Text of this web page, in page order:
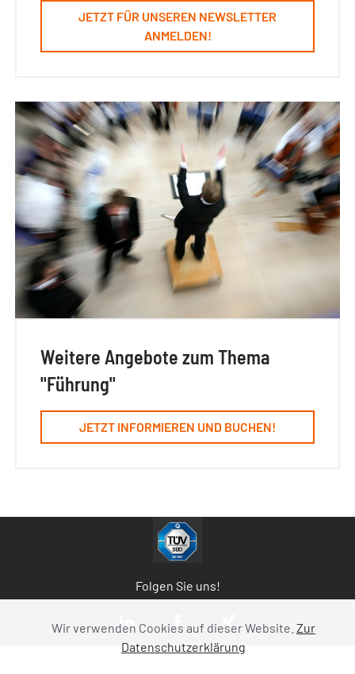
Wir verwenden Cookies auf dieser Website. Zur
Datenschutzerklärung
JETZT FÜR UNSEREN NEWSLETTER
ANMELDEN!
Weitere Angebote zum Thema
"Führung"
JETZT INFORMIEREN UND BUCHEN!
Folgen Sie uns!